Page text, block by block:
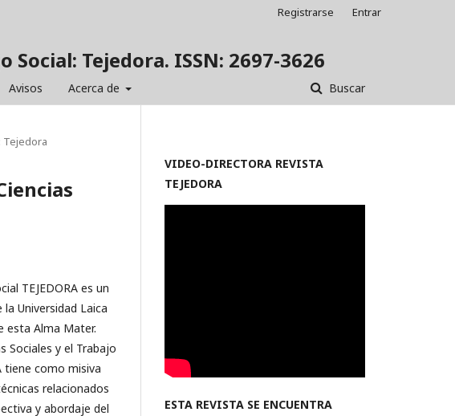
Tejedora. ISSN: 2697-3626
Avisos Acerca de Buscar
Registrarse Entrar
Tejedora
TEJEDORA es un
Universidad Laica
esta Alma Mater.
Sociales y el Trabajo
tiene como misiva
relacionados
y abordaje del
VIDEO-DIRECTORA REVISTA
TEJEDORA
ESTA REVISTA SE ENCUENTRA